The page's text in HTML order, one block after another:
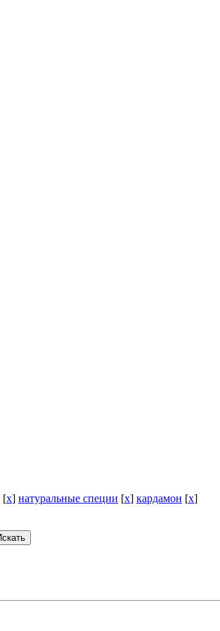
[x] натуральные специи [x] кардамон [x]